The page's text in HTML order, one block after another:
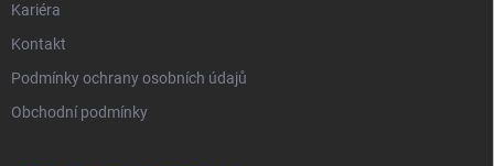
Kariéra
Kontakt
Podmínky ochrany osobních údajů
Obchodní podmínky